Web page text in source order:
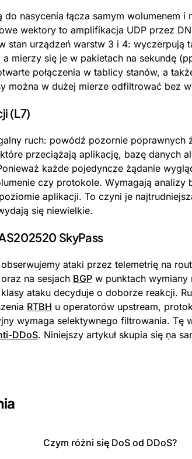
nasycenia łącza samym wolumenem i
wektory to amplifikacja UDP przez
stan urządzeń warstw 3 i 4: wyczerpują
mierzy się je w pakietach na sekundę
połączenia w tablicy stanów, a
można w dużej mierze odfiltrować bez
(L7)
ruch: powódź pozornie poprawnych
przeciążają aplikację, bazę danych
każde pojedyncze żądanie
czy protokole. Wymagają analizy
aplikacji. To czyni je
się niewielkie.
SkyPass
ataki przez telemetrię na
na sesjach BGP w punktach wymiany
ataku decyduje o doborze reakcji.
RTBH u operatorów upstream,
wymaga selektywnego filtrowania. Tę
DDoS. Niniejszy artykuł skupia się na
Czym różni się DoS od DDoS?